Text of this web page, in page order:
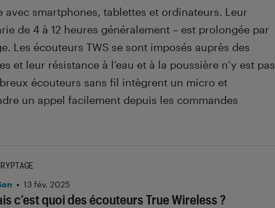
avec smartphones, tablettes et ordinateurs. Leur
de 4 à 12 heures généralement – est prolongée par
Les écouteurs TWS se sont imposés auprès des
et leur résistance à l’eau et à la poussière n’y est pas
écouteurs sans fil intègrent un micro et
un appel facilement depuis les commandes
c’est quoi des écouteurs True Wireless ?
• 13 fév. 2025